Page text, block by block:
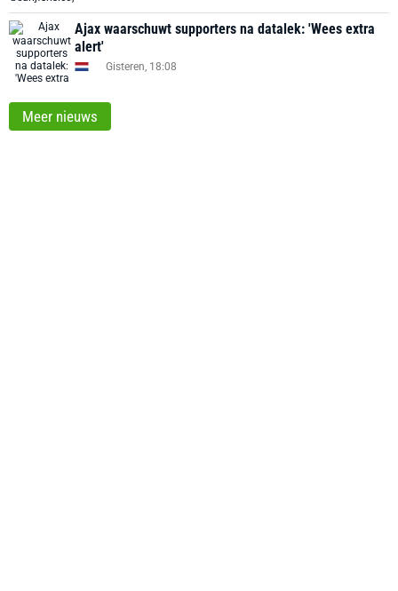
Ajax waarschuwt supporters na datalek: 'Wees extra
alert'
Gisteren, 18:08
Meer nieuws